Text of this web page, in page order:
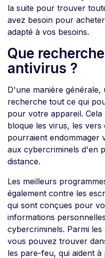
la suite pour trouver
avez besoin pour
adapté à vos besoins.
Que
antivirus ?
D'une manière générale,
recherche tout ce qui
pour votre appareil. Cela
bloque les virus, les
pourraient endommager
aux cybercriminels d'en
distance.
Les meilleurs
également contre les
qui sont conçues pour
informations
cybercriminels. Parmi
vous pouvez trouver
les pare-feu, qui aident